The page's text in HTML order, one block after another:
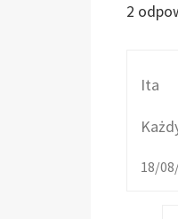
2
Ita
18/